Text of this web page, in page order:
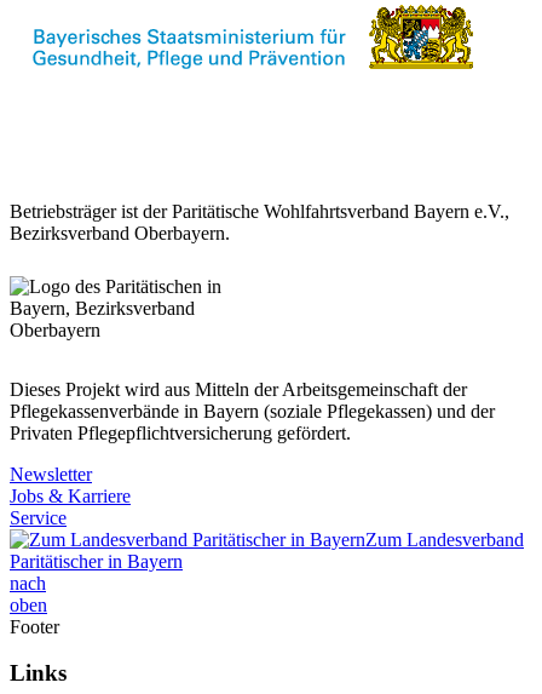
Betriebsträger ist der Paritätische Wohlfahrtsverband Bayern e.V.,
Bezirksverband Oberbayern.
Dieses Projekt wird aus Mitteln der Arbeitsgemeinschaft der
Pflegekassenverbände in Bayern (soziale Pflegekassen) und der
Privaten Pflegepflichtversicherung gefördert.
Newsletter
Jobs & Karriere
Service
Zum Landesverband
Paritätischer in Bayern
nach
oben
Footer
Links